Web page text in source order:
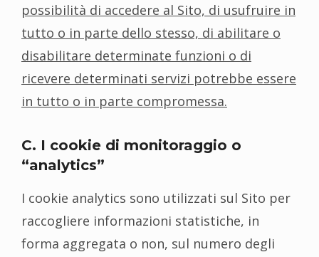
possibilità di accedere al Sito, di usufruire in
tutto o in parte dello stesso, di abilitare o
disabilitare determinate funzioni o di
ricevere determinati servizi potrebbe essere
in tutto o in parte compromessa.
C. I cookie di monitoraggio o
“analytics”
I cookie analytics sono utilizzati sul Sito per
raccogliere informazioni statistiche, in
forma aggregata o non, sul numero degli